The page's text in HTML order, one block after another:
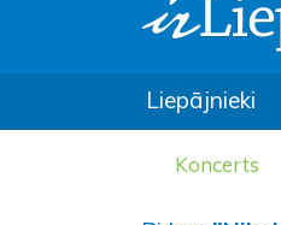
Liepājnieki
Koncerts